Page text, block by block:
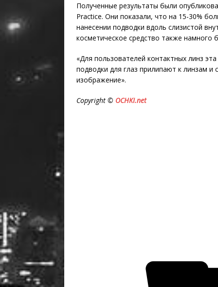
Полученные результаты были
Practice. Они показали, что на 15-30%
нанесении подводки вдоль слизистой
косметическое средство также намного
«Для пользователей контактных линз
подводки для глаз прилипают к линзам
изображение».
Copyright © OCHKI.net